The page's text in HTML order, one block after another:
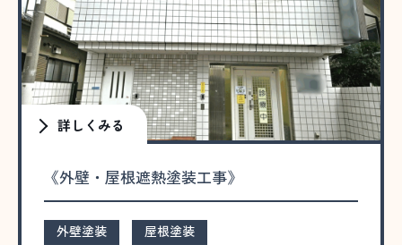
《外壁・屋根遮熱塗装工事》
外壁塗装 屋根塗装
詳しくみる